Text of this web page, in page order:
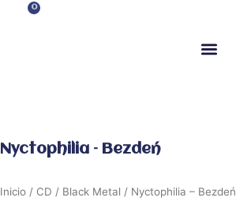
0
Carrito
Nyctophilia – Bezdeń
Inicio / CD / Black Metal / Nyctophilia – Bezdeń